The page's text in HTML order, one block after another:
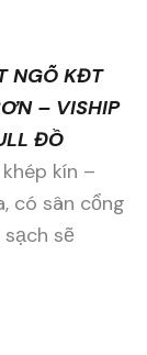
NGÕ KĐT
– VISHIP
ĐỒ
kín –
có sân cổng
sẽ